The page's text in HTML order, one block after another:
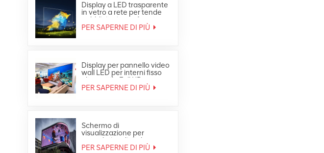
Display a LED trasparente
in vetro a rete per tende
pubblicitarie per finestre
PER SAPERNE DI PIÙ
Display per pannello video
wall LED per interni fisso
ultra sottile Full HD
PER SAPERNE DI PIÙ
Schermo di
visualizzazione per
segnaletica digitale per
video wall LED
PER SAPERNE DI PIÙ